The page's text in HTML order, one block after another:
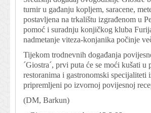
turnir u gađanju kopljem, saracene,
postavljena na trkalištu izgrađenom u
pomoć i suradnju konjičkog kluba
nadmetanje viteza-konjanika počinje
Tijekom trodnevnih događanja
´Giostra´, prvi puta će se moći kušati u
restoranima i gastronomski specijaliteti
pripremljeni po izvornoj povijesnoj
(DM, Barkun)